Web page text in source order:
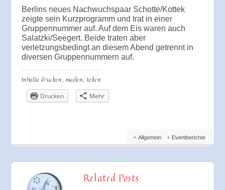
Berlins neues Nachwuchspaar Schotte/Kottek
zeigte sein Kurzprogramm und trat in einer
Gruppennummer auf. Auf dem Eis waren auch
Salatzki/Seegert. Beide traten aber
verletzungsbedingt an diesem Abend getrennt in
diversen Gruppennummern auf.
Inhalte drucken, mailen, teilen
Drucken Mehr
Allgemein Eventberichte
Related Posts